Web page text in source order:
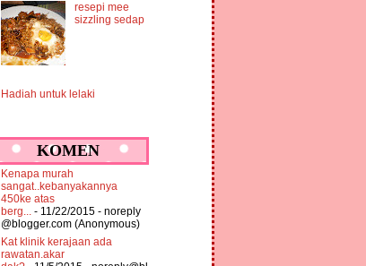
resepi mee
sizzling sedap
Hadiah untuk lelaki
KOMEN
Kenapa murah
sangat..kebanyakannya
450ke atas
berg... - 11/22/2015 - noreply
@blogger.com (Anonymous)
Kat klinik kerajaan ada
rawatan.akar